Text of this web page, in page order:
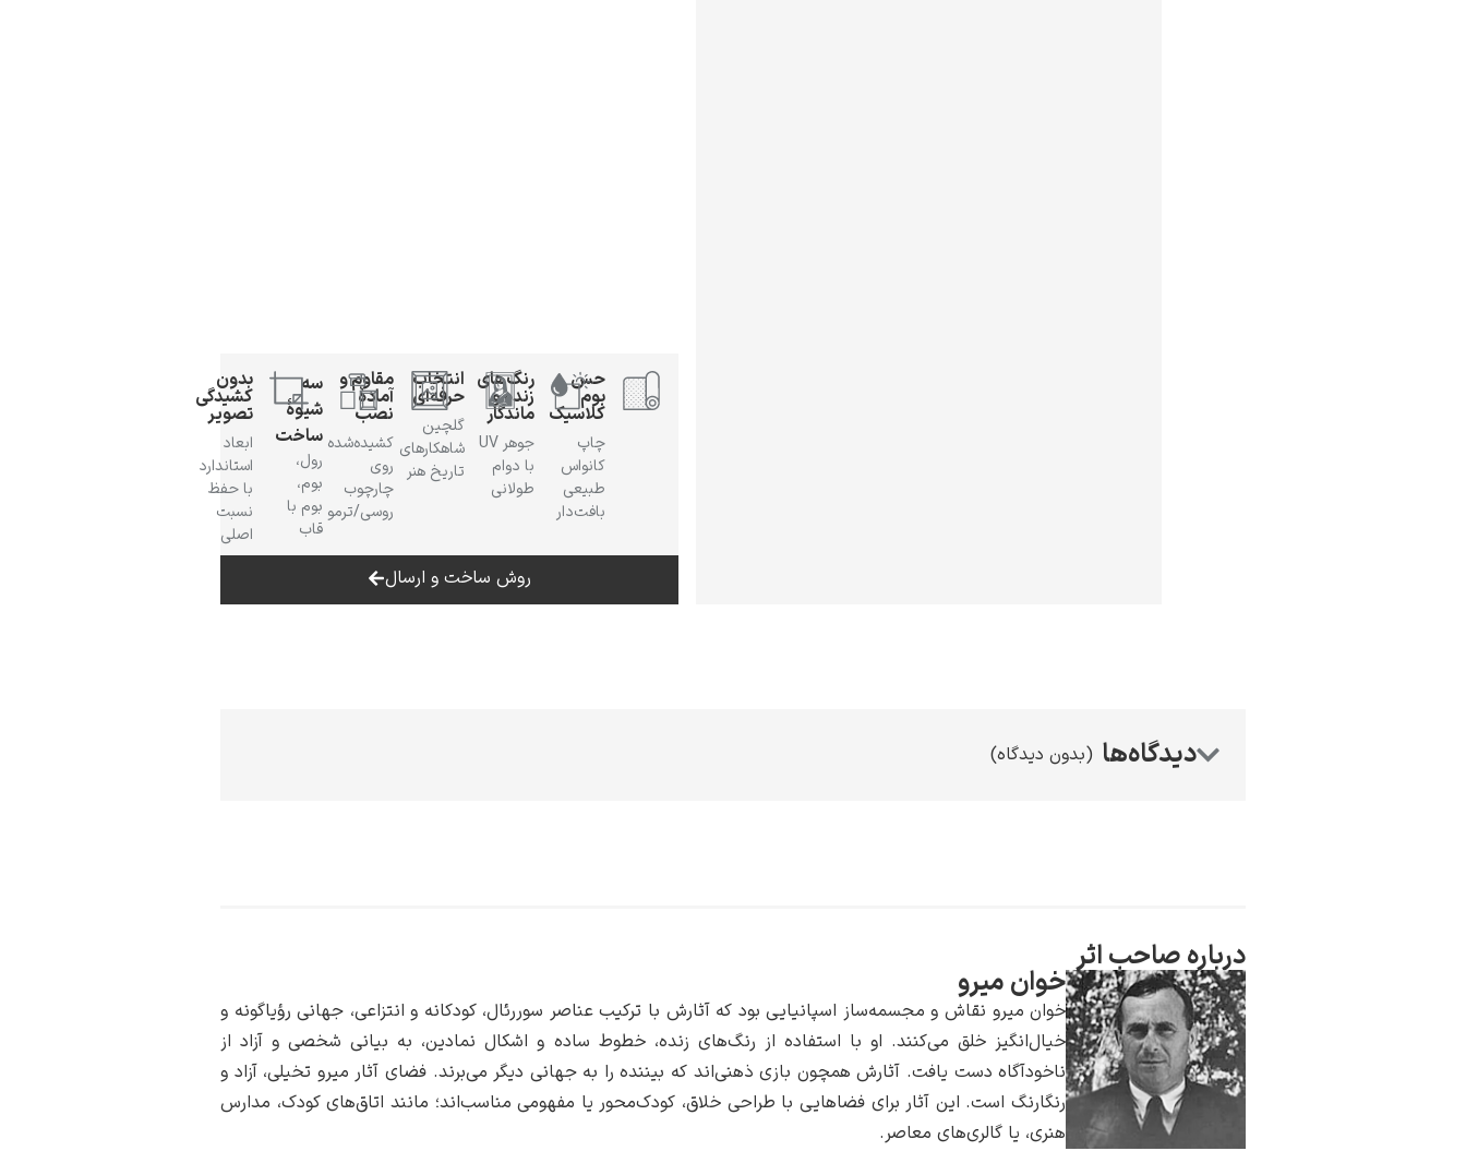
حس
بوم
کلاسیک
چاپ
کانواس
طبیعی
بافت‌دار
رنگ‌های
زنده و
ماندگار
جوهر UV
با دوام
طولانی
انتخاب
حرفه‌ای
گلچین
شاهکارهای
تاریخ هنر
مقاوم و
آمادهٔ
نصب
کشیده‌شده
روی
چارچوب
روسی/ترمو
سه
شیوهٔ
ساخت
رول،
بوم،
بوم با
قاب
بدون
کشیدگی
تصویر
ابعاد
استاندارد
با حفظ
نسبت
اصلی
روش ساخت و ارسال
(بدون دیدگاه)
درباره صاحب اثر
خوان میرو
خوان میرو نقاش و مجسمه‌ساز اسپانیایی بود که آثارش با ترکیب عناصر سوررئال، کودکانه و انتزاعی، جهانی رؤیاگونه و
خیال‌انگیز خلق می‌کنند. او با استفاده از رنگ‌های زنده، خطوط ساده و اشکال نمادین، به بیانی شخصی و آزاد از
ناخودآگاه دست یافت. آثارش همچون بازی‌ ذهنی‌اند که بیننده را به جهانی دیگر می‌برند. فضای آثار میرو تخیلی، آزاد و
رنگارنگ است. این آثار برای فضاهایی با طراحی خلاق، کودک‌محور یا مفهومی مناسب‌اند؛ مانند اتاق‌های کودک، مدارس
هنری، یا گالری‌های معاصر.